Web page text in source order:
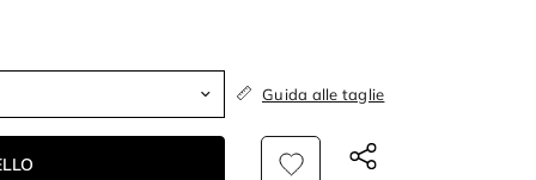
Guida alle taglie